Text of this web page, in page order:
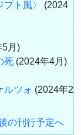
ト風〉
(2024
5月)
死 (2024年4月)
ルツォ (2024年2
の刊行予定へ